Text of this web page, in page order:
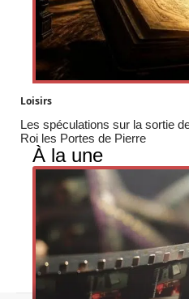
Loisirs
Les spéculations sur la sortie
Roi les Portes de Pierre
À la une